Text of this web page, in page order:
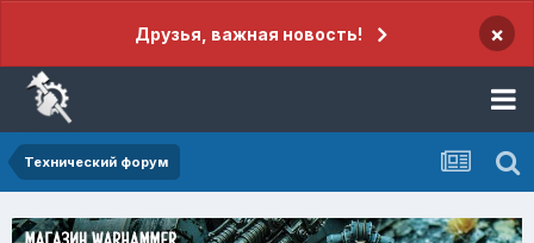
Друзья, важная новость! ×
Технический форум